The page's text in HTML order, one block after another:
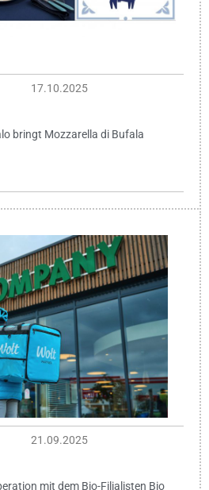
17.10.2025
bringt Mozzarella di Bufala
21.09.2025
mit dem Bio-Filialisten Bio